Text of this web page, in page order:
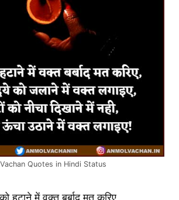
Quotes in Hindi Status